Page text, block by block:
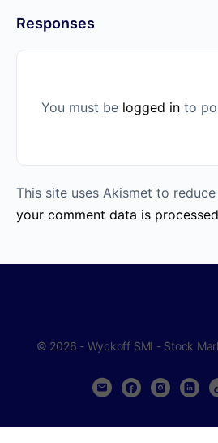
Responses
You must be logged in to
This site uses Akismet to reduce
your comment data is
© 2026 - Wyckoff SMI - Stock